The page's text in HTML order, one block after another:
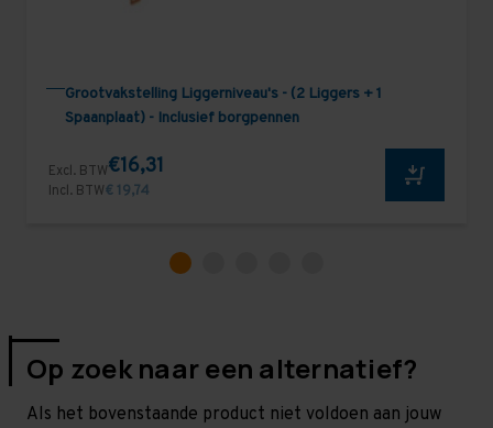
Grootvakstelling Liggerniveau's - (2 Liggers + 1
Spaanplaat) - Inclusief borgpennen
Excl. BTW€16,31
Incl. BTW€ 19,74
Op zoek naar een alternatief?
Als het bovenstaande product niet voldoen aan jouw